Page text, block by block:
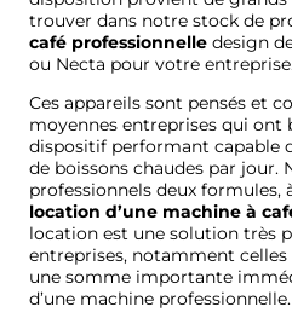
trouver dans notre stock de
café professionnelle design
ou Necta pour votre
Ces appareils sont pensés et
moyennes entreprises qui ont
dispositif performant capable
de boissons chaudes par jour.
professionnels deux formules,
location d’une machine à
location est une solution très
entreprises, notamment
une somme importante
d’une machine professionnelle.